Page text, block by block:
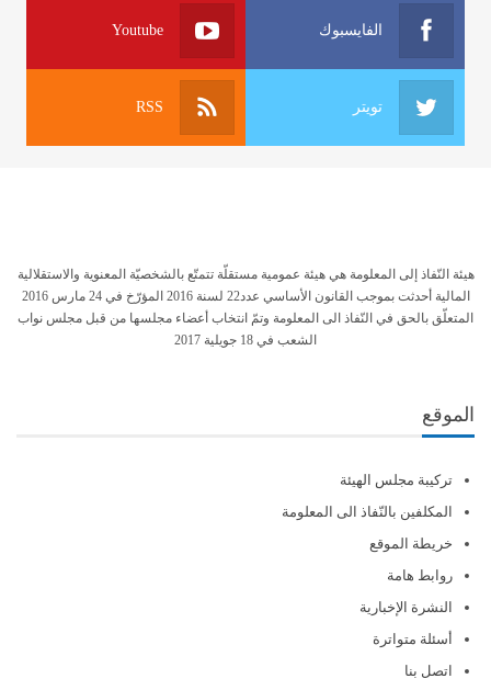
الفايسبوك Youtube
تويتر RSS
هيئة النّفاذ إلى المعلومة هي هيئة عمومية مستقلّة تتمتّع بالشخصيّة المعنوية والاستقلالية
المالية أحدثت بموجب القانون الأساسي عدد22 لسنة 2016 المؤرّخ في 24 مارس 2016
المتعلّق بالحق في النّفاذ الى المعلومة وتمّ انتخاب أعضاء مجلسها من قبل مجلس نواب
الشعب في 18 جويلية 2017
الموقع
تركيبة مجلس الهيئة
المكلفين بالنّفاذ الى المعلومة
خريطة الموقع
روابط هامة
النشرة الإخبارية
أسئلة متواترة
اتصل بنا